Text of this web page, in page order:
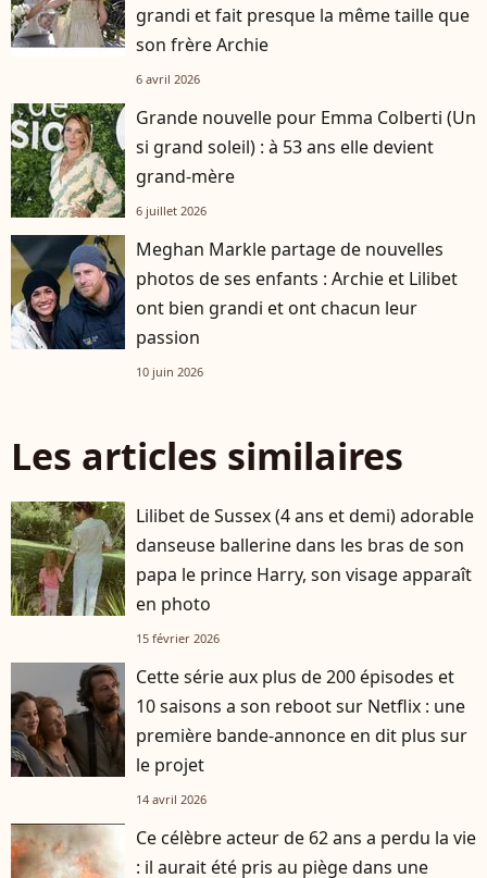
grandi et fait presque la même taille que
son frère Archie
6 avril 2026
Grande nouvelle pour Emma Colberti (Un
si grand soleil) : à 53 ans elle devient
grand-mère
6 juillet 2026
Meghan Markle partage de nouvelles
photos de ses enfants : Archie et Lilibet
ont bien grandi et ont chacun leur
passion
10 juin 2026
Les articles similaires
Lilibet de Sussex (4 ans et demi) adorable
danseuse ballerine dans les bras de son
papa le prince Harry, son visage apparaît
en photo
15 février 2026
Cette série aux plus de 200 épisodes et
10 saisons a son reboot sur Netflix : une
première bande-annonce en dit plus sur
le projet
14 avril 2026
Ce célèbre acteur de 62 ans a perdu la vie
: il aurait été pris au piège dans une